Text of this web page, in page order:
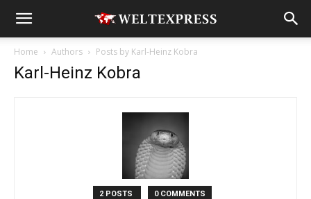
Home Authors Posts by Karl-Heinz Kobra
Karl-Heinz Kobra
2 POSTS 0 COMMENTS